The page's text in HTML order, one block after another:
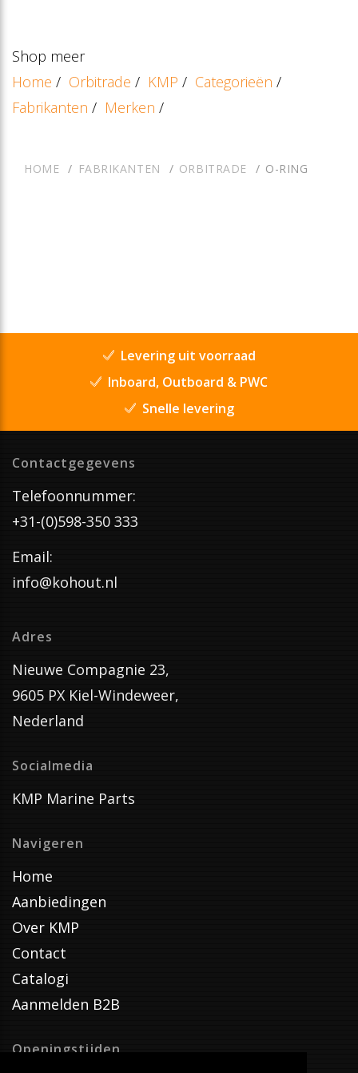
Shop meer
Home / Orbitrade / KMP / Categorieën /
Fabrikanten / Merken /
HOME FABRIKANTEN ORBITRADE O-RING
Levering uit voorraad
Inboard, Outboard & PWC
Snelle levering
Contactgegevens
Telefoonnummer:
+31-(0)598-350 333
Email:
info@kohout.nl
Adres
Nieuwe Compagnie 23,
9605 PX Kiel-Windeweer,
Nederland
Socialmedia
KMP Marine Parts
Navigeren
Home
Aanbiedingen
Over KMP
Contact
Catalogi
Aanmelden B2B
Openingstijden